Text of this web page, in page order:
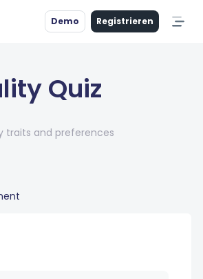
Demo Registrieren
Quiz
traits and preferences